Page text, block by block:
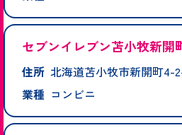
セブンイレブン苫小牧新開
住所 北海道苫小牧市新開町4-
業種 コンビニ